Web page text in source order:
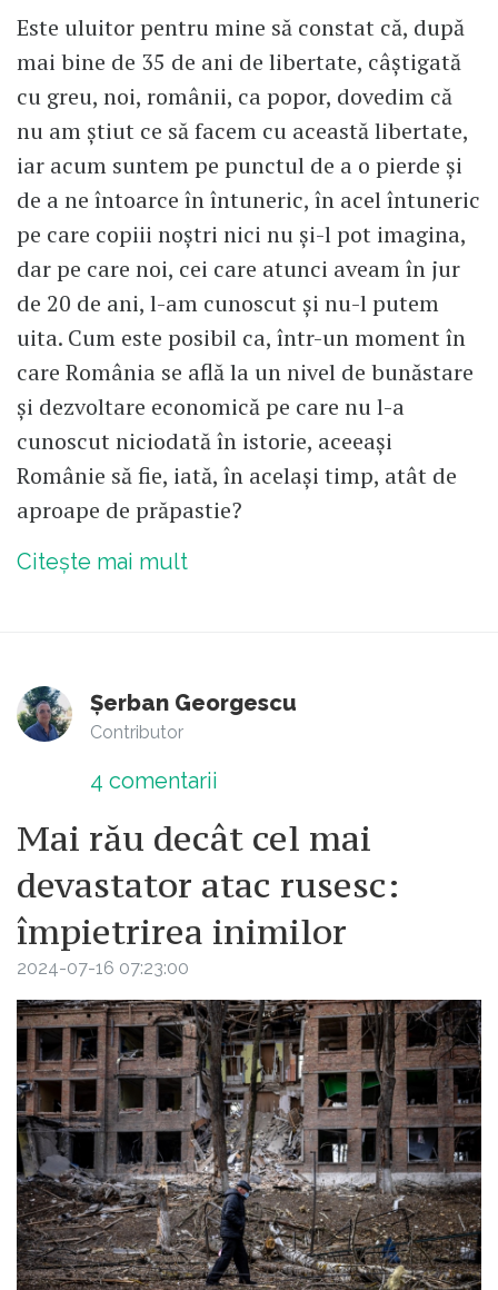
Este uluitor pentru mine să constat că, după
mai bine de 35 de ani de libertate, câștigată
cu greu, noi, românii, ca popor, dovedim că
nu am știut ce să facem cu această libertate,
iar acum suntem pe punctul de a o pierde și
de a ne întoarce în întuneric, în acel întuneric
pe care copiii noștri nici nu și-l pot imagina,
dar pe care noi, cei care atunci aveam în jur
de 20 de ani, l-am cunoscut și nu-l putem
uita. Cum este posibil ca, într-un moment în
care România se află la un nivel de bunăstare
și dezvoltare economică pe care nu l-a
cunoscut niciodată în istorie, aceeași
Românie să fie, iată, în același timp, atât de
aproape de prăpastie?
Citește mai mult
Șerban Georgescu
Contributor
4 comentarii
Mai rău decât cel mai
devastator atac rusesc:
împietrirea inimilor
2024-07-16 07:23:00